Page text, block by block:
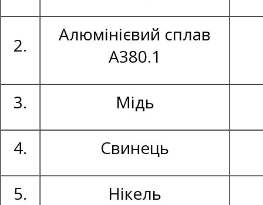
2.
Алюмінієвий сплав
А380.1
3. Мідь
4. Свинець
5. Нікель